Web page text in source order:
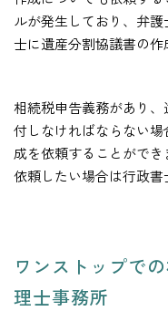
ルが発生しており、弁
士に遺産分割協議書の作
相続税申告義務があり
付しなければならない
成を依頼することがで
依頼したい場合は行政書
ワンストップで
理士事務所